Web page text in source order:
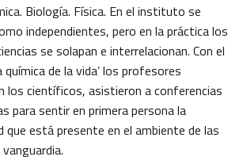
Biología. Física. En el instituto se
independientes, pero en la práctica los
se solapan e interrelacionan. Con el
de la vida’ los profesores
los científicos, asistieron a conferencias
para sentir en primera persona la
que está presente en el ambiente de las